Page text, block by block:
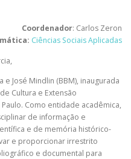
Coordenador: Carlos Zeron
Ciências Sociais Aplicadas
e José Mindlin (BBM), inaugurada
Cultura e Extensão
Como entidade acadêmica,
de informação e
e de memória histórico-
e proporcionar irrestrito
e documental para